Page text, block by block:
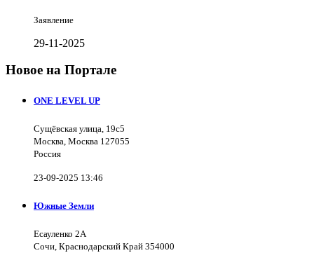
Заявление
29-11-2025
Новое на Портале
ONE LEVEL UP
Сущёвская улица, 19с5
Москва, Москва 127055
Россия
23-09-2025 13:46
Южные Земли
Есауленко 2А
Сочи, Краснодарский Край 354000